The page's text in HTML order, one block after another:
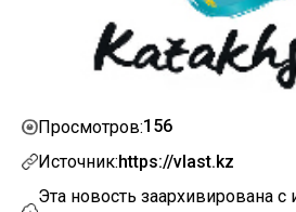
Просмотров:156
Источник:https://vlast.kz
Эта новость заархивирована с